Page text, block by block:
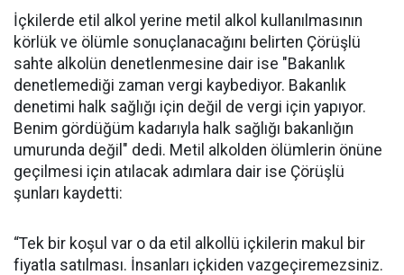
İçkilerde etil alkol yerine metil alkol kullanılmasının
körlük ve ölümle sonuçlanacağını belirten Çörüşlü
sahte alkolün denetlenmesine dair ise "Bakanlık
denetlemediği zaman vergi kaybediyor. Bakanlık
denetimi halk sağlığı için değil de vergi için yapıyor.
Benim gördüğüm kadarıyla halk sağlığı bakanlığın
umurunda değil" dedi. Metil alkolden ölümlerin önüne
geçilmesi için atılacak adımlara dair ise Çörüşlü
şunları kaydetti:
“Tek bir koşul var o da etil alkollü içkilerin makul bir
fiyatla satılması. İnsanları içkiden vazgeçiremezsiniz.